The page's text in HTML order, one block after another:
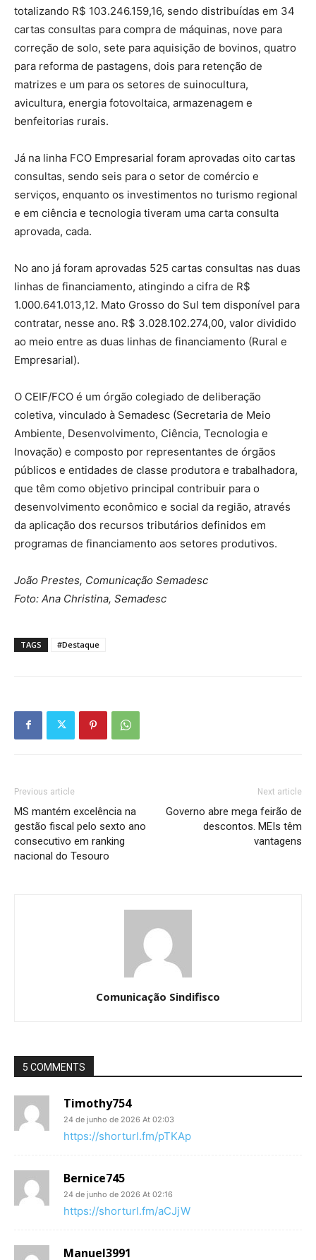
totalizando R$ 103.246.159,16, sendo distribuídas em 34
cartas consultas para compra de máquinas, nove para
correção de solo, sete para aquisição de bovinos, quatro
para reforma de pastagens, dois para retenção de
matrizes e um para os setores de suinocultura,
avicultura, energia fotovoltaica, armazenagem e
benfeitorias rurais.
Já na linha FCO Empresarial foram aprovadas oito cartas
consultas, sendo seis para o setor de comércio e
serviços, enquanto os investimentos no turismo regional
e em ciência e tecnologia tiveram uma carta consulta
aprovada, cada.
No ano já foram aprovadas 525 cartas consultas nas duas
linhas de financiamento, atingindo a cifra de R$
1.000.641.013,12. Mato Grosso do Sul tem disponível para
contratar, nesse ano. R$ 3.028.102.274,00, valor dividido
ao meio entre as duas linhas de financiamento (Rural e
Empresarial).
O CEIF/FCO é um órgão colegiado de deliberação
coletiva, vinculado à Semadesc (Secretaria de Meio
Ambiente, Desenvolvimento, Ciência, Tecnologia e
Inovação) e composto por representantes de órgãos
públicos e entidades de classe produtora e trabalhadora,
que têm como objetivo principal contribuir para o
desenvolvimento econômico e social da região, através
da aplicação dos recursos tributários definidos em
programas de financiamento aos setores produtivos.
João Prestes, Comunicação Semadesc
Foto: Ana Christina, Semadesc
TAGS #Destaque
Previous article
MS mantém excelência na
gestão fiscal pelo sexto ano
consecutivo em ranking
nacional do Tesouro
Next article
Governo abre mega feirão de
descontos. MEIs têm
vantagens
Comunicação Sindifisco
5 COMMENTS
Timothy754
24 de junho de 2026 At 02:03
https://shorturl.fm/pTKAp
Bernice745
24 de junho de 2026 At 02:16
https://shorturl.fm/aCJjW
Manuel3991